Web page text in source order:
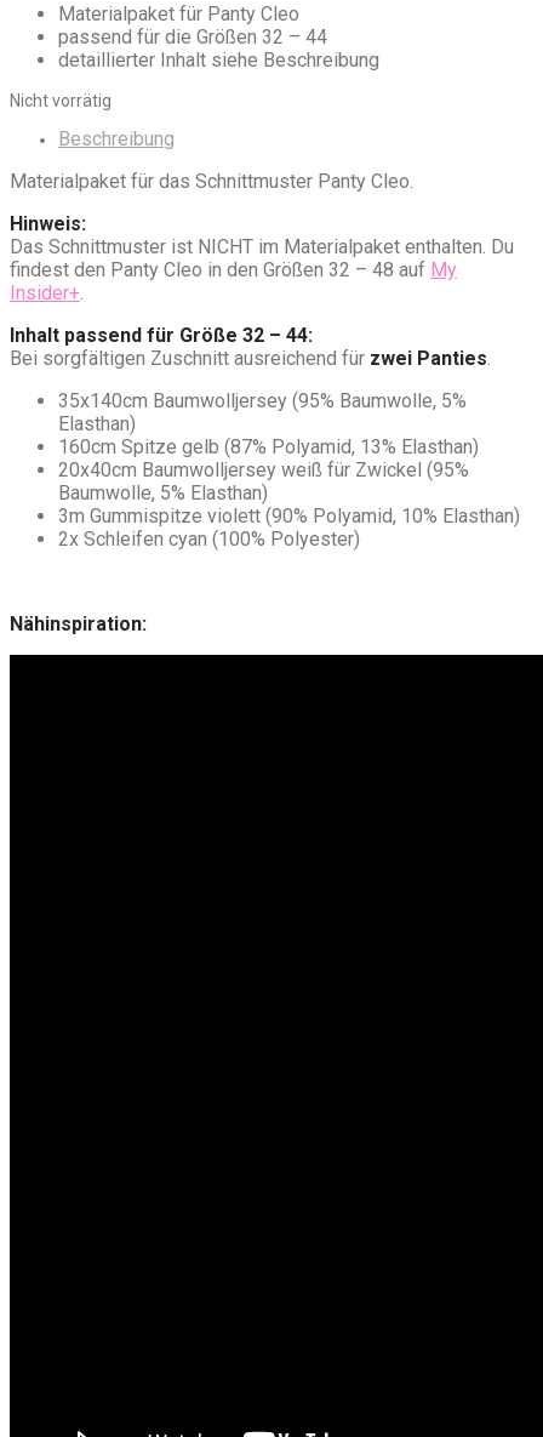
Materialpaket für Panty Cleo
passend für die Größen 32 – 44
detaillierter Inhalt siehe Beschreibung
Nicht vorrätig
Beschreibung
Materialpaket für das Schnittmuster Panty Cleo.
Hinweis:
Das Schnittmuster ist NICHT im Materialpaket enthalten. Du
findest den Panty Cleo in den Größen 32 – 48 auf My
Insider+
Inhalt passend für Größe 32 – 44:
Bei sorgfältigen Zuschnitt ausreichend für zwei Panties
35x140cm Baumwolljersey (95% Baumwolle, 5%
Elasthan)
160cm Spitze gelb (87% Polyamid, 13% Elasthan)
20x40cm Baumwolljersey weiß für Zwickel (95%
Baumwolle, 5% Elasthan)
3m Gummispitze violett (90% Polyamid, 10% Elasthan)
2x Schleifen cyan (100% Polyester)
Nähinspiration: